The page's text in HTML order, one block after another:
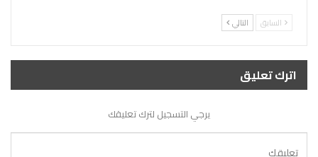
السابق التالي
اترك تعليق
يرجي التسجيل لترك تعليقك